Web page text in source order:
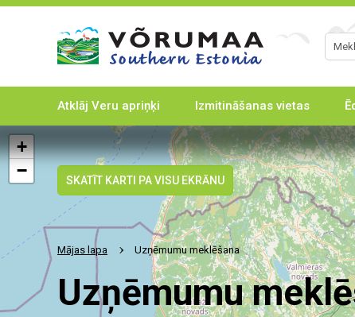
Atklāj Veru apriņķi Izmitināšanas vietas
+
−
Mājas lapa Uzņēmumu meklēšana
Uzņēmumu
SKATĪT KARTI PA VISU EKRĀNU